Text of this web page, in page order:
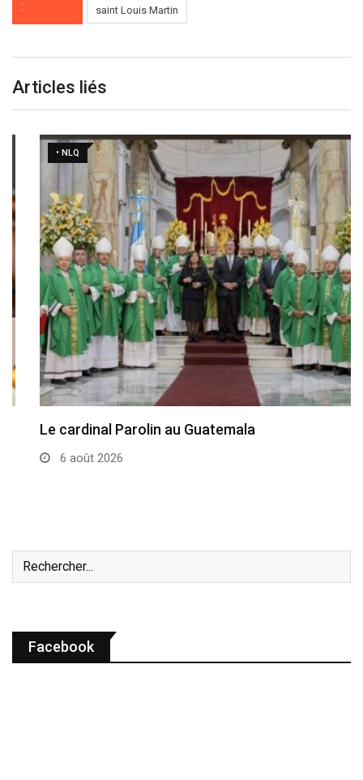
:
saint Louis Martin
Articles liés
Le cardinal Parolin au Guatemala
6 août 2026
Facebook